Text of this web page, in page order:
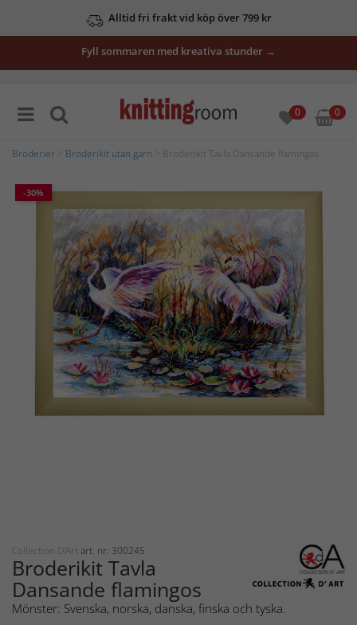
Alltid fri frakt vid köp över 799 kr
Fyll sommaren med kreativa stunder →
0 0
Broderier Broderikit utan garn > Broderikit Tavla Dansande flamingos
-30%
Collection D'Art art. nr: 300245
Broderikit Tavla
Dansande flamingos
Mönster: Svenska, norska, danska, finska och tyska.